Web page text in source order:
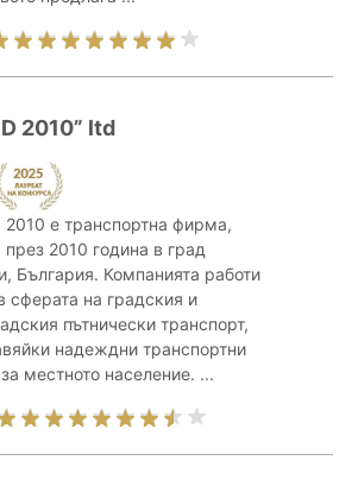
2010” ltd
е транспортна фирма,
през 2010 година в град
България. Компанията работи
сферата на градския и
пътнически транспорт,
надеждни транспортни
местното население. ...